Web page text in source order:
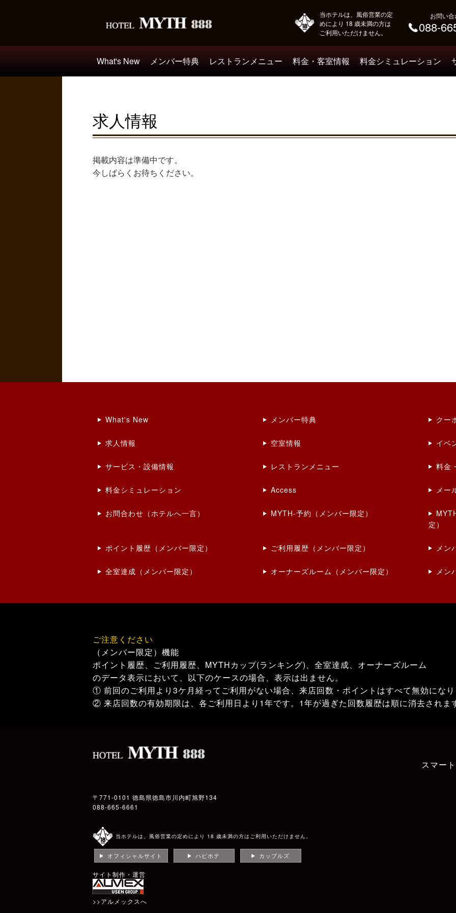
当ホテルは、風俗営業の定
めにより 18 歳未満の方は
ご利用いただけません。
お問い合
088-
What's New メンバー特典 レストランメニュー 料金・客室情報 料金シミュレーション
求人情報
掲載内容は準備中です。
今しばらくお待ちください。
What's New メンバー特典 クー
求人情報 空室情報 イベ
サービス・設備情報 レストランメニュー 料金
料金シミュレーション Access メー
お問合わせ（ホテルへ一言） MYTH-予約（メンバー限定）
定）
ポイント履歴（メンバー限定） ご利用履歴（メンバー限定） メン
全室達成（メンバー限定） オーナーズルーム（メンバー限定） メン
ご注意ください
（メンバー限定）機能
ポイント履歴、ご利用履歴、MYTHカップ(ランキング)、全室達成、オーナーズルーム
のデータ表示において、以下のケースの場合、表示は出ません。
① 前回のご利用より3ケ月経ってご利用がない場合、来店回数・ポイントはすべて無効になり
② 来店回数の有効期限は、各ご利用日より1年です。1年が過ぎた回数履歴は順に消去されま
〒771-0101 徳島県徳島市川内町旭野134
088-665-6661
スマー
当ホテルは、風俗営業の定めにより 18 歳未満の方はご利用いただけません。
オフィシャルサイト ハピホテ カップルズ
サイト制作・運営
>>アルメックスへ